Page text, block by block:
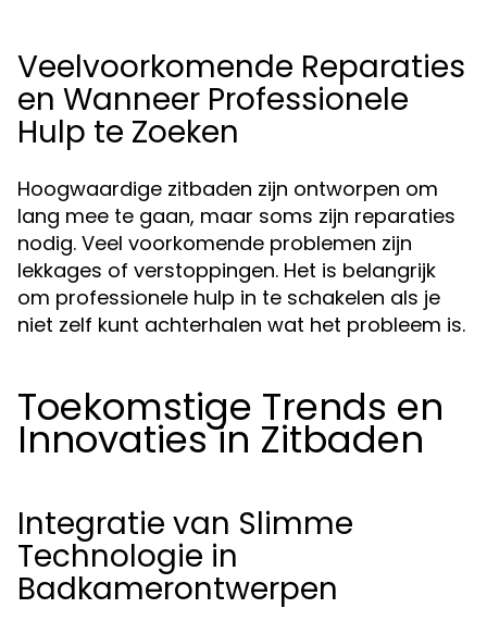
Veelvoorkomende Reparaties
en Wanneer Professionele
Hulp te Zoeken
Hoogwaardige zitbaden zijn ontworpen om
lang mee te gaan, maar soms zijn reparaties
nodig. Veel voorkomende problemen zijn
lekkages of verstoppingen. Het is belangrijk
om professionele hulp in te schakelen als je
niet zelf kunt achterhalen wat het probleem is.
Toekomstige Trends en
Innovaties in Zitbaden
Integratie van Slimme
Technologie in
Badkamerontwerpen